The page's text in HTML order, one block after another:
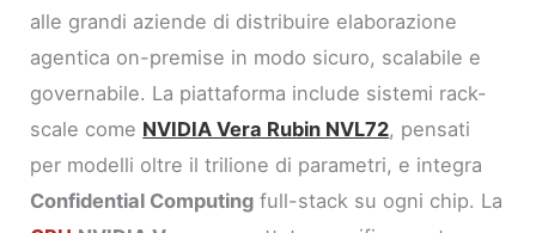
alle grandi aziende di distribuire elaborazione
agentica on-premise in modo sicuro, scalabile e
governabile. La piattaforma include sistemi rack-
scale come NVIDIA Vera Rubin NVL72, pensati
per modelli oltre il trilione di parametri, e integra
Confidential Computing full-stack su ogni chip. La